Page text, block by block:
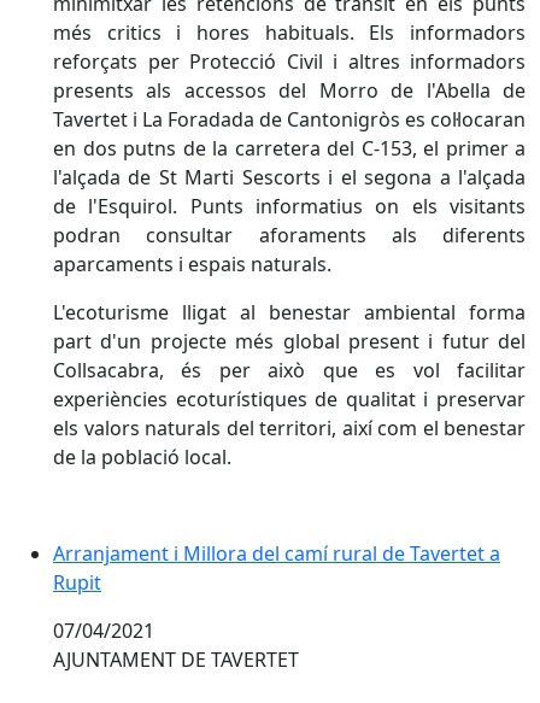
més critics i hores habituals. Els informadors
reforçats per Protecció Civil i altres informadors
presents als accessos del Morro de l'Abella de
Tavertet i La Foradada de Cantonigròs es col·locaran
en dos putns de la carretera del C-153, el primer a
l'alçada de St Marti Sescorts i el segona a l'alçada
de l'Esquirol. Punts informatius on els visitants
podran consultar aforaments als diferents
aparcaments i espais naturals.
L'ecoturisme lligat al benestar ambiental forma
part d'un projecte més global present i futur del
Collsacabra, és per això que es vol facilitar
experiències ecoturístiques de qualitat i preservar
els valors naturals del territori, així com el benestar
de la població local.
Arranjament i Millora del camí rural de Tavertet a
Rupit
07/04/2021
AJUNTAMENT DE TAVERTET